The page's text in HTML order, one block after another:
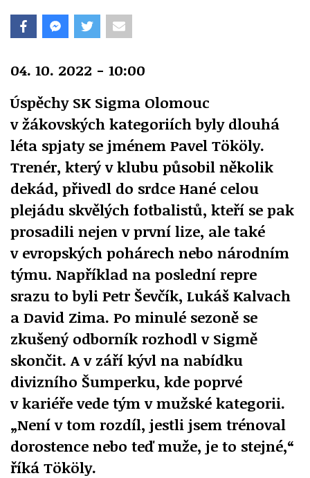
04. 10. 2022 - 10:00
Úspěchy SK Sigma Olomouc
v žákovských kategoriích byly dlouhá
léta spjaty se jménem Pavel Tököly.
Trenér, který v klubu působil několik
dekád, přivedl do srdce Hané celou
plejádu skvělých fotbalistů, kteří se pak
prosadili nejen v první lize, ale také
v evropských pohárech nebo národním
týmu. Například na poslední repre
srazu to byli Petr Ševčík, Lukáš Kalvach
a David Zima. Po minulé sezoně se
zkušený odborník rozhodl v Sigmě
skončit. A v září kývl na nabídku
divizního Šumperku, kde poprvé
v kariéře vede tým v mužské kategorii.
„Není v tom rozdíl, jestli jsem trénoval
dorostence nebo teď muže, je to stejné,“
říká Tököly.